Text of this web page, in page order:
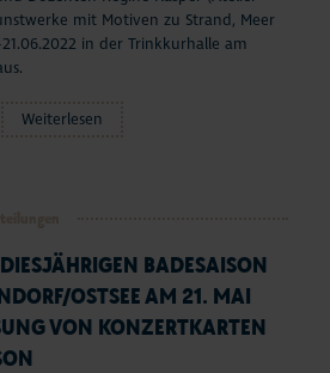
mit Motiven zu Strand, Meer
in der Trinkkurhalle am
Weiterlesen
BADESAISON
OSTSEE AM 21. MAI
VON KONZERTKARTEN